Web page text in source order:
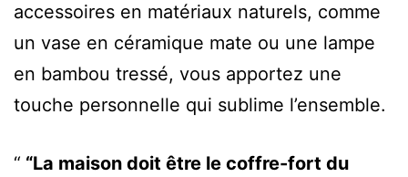
accessoires en matériaux naturels, comme
un vase en céramique mate ou une lampe
en bambou tressé, vous apportez une
touche personnelle qui sublime l’ensemble.
“La maison doit être le coffre-fort du